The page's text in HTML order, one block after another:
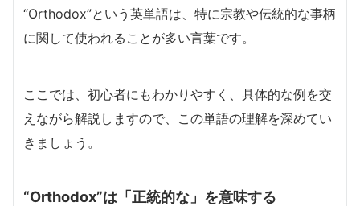
“Orthodox”という英単語は、特に宗教や伝統的な事柄
に関して使われることが多い言葉です。
ここでは、初心者にもわかりやすく、具体的な例を交
えながら解説しますので、この単語の理解を深めてい
きましょう。
“Orthodox”は「正統的な」を意味する